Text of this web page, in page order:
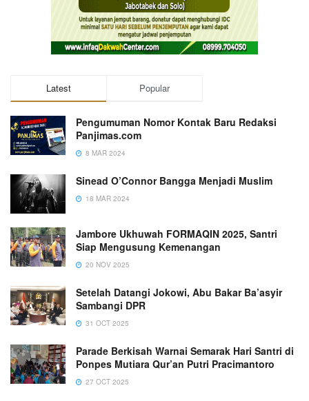
Latest Popular
Pengumuman Nomor Kontak Baru Redaksi
Panjimas.com
8 MAR 2024
Sinead O’Connor Bangga Menjadi Muslim
18 MAR 2024
Jambore Ukhuwah FORMAQIN 2025, Santri
Siap Mengusung Kemenangan
20 NOV 2025
Setelah Datangi Jokowi, Abu Bakar Ba’asyir
Sambangi DPR
31 OCT 2025
Parade Berkisah Warnai Semarak Hari Santri di
Ponpes Mutiara Qur’an Putri Pracimantoro
27 OCT 2025